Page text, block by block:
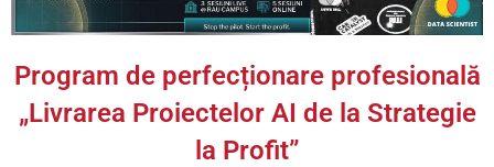
Program de perfecționare profesională
„Livrarea Proiectelor AI de la Strategie
la Profit”